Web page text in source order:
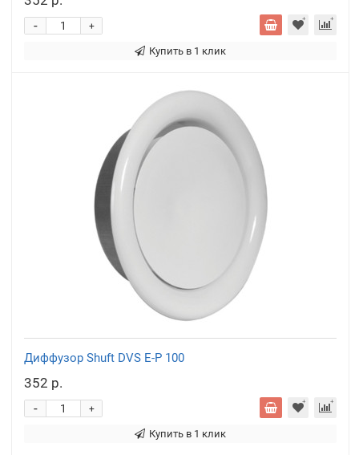
+
-
Купить в 1 клик
Диффузор Shuft DVS E-P 100
352 р.
+
-
Купить в 1 клик